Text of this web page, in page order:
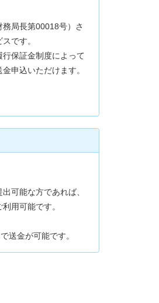
局長第00018号）さ
です。
保証金制度によって
申込いただけます。
可能な方であれば、
用可能です。
送金が可能です。